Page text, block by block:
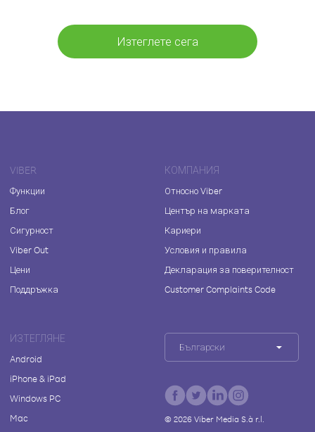
Изтеглете сега
VIBER
Функции
Блог
Сигурност
Viber Out
Цени
Поддръжка
КОМПАНИЯ
Относно Viber
Център на марката
Кариери
Условия и правила
Декларация за поверителност
Customer Complaints Code
ИЗТЕГЛЯНЕ
Android
iPhone & iPad
Windows PC
Mac
Български
© 2026Viber Media S.à r.l.